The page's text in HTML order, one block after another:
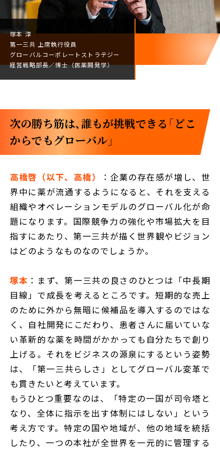
塚本 淳
第一三共 上席執行役員
グローバルコーポレート ストラテジー
経営戦略部長／博士（医薬開発学）
次の勝ち筋は、誰もが挑戦できる「どこ
からでもグローバル」
高橋啓（以下、高橋）
：企業の存在感が増し、世
界中に薬が流通するようになると、それを支える
組織やオペレーションモデルのグローバル化が命
題になります。国際競争力の強化や市場拡大を目
指すにあたり、第一三共が描く世界観やビジョン
はどのようなものなのでしょうか。
塚本 ：まず、第一三共の良さのひとつは「中長期
目線」で成長を考えるところです。短期的な売上
のために外から無暗に候補品を導入するのではな
く、自社開発にこだわり、患者さんに届いていな
い革新的な薬を時間がかかっても自分たちで創り
上げる。それをビジネスの源泉にするという姿勢
は、「第一三共らしさ」としてグローバル変革で
も貫きたいと考えています。
もうひとつ重要なのは、「特定の一国が司令塔と
なり、全体に指示を出す体制にはしない」という
考え方です。特定の国や地域が、他の地域を統括
したり、一つの本社が全世界を一元的に管理する